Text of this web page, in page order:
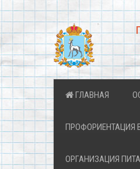
ГЛАВНАЯ
ПРОФОРИЕНТАЦИЯ
ОРГАНИЗАЦИЯ